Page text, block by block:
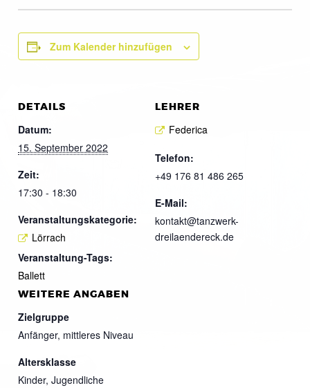
Zum Kalender hinzufügen
DETAILS
Datum:
15. September 2022
Zeit:
17:30 - 18:30
Veranstaltungskategorie:
Lörrach
Veranstaltung-Tags:
Ballett
LEHRER
Federica
Telefon:
+49 176 81 486 265
E-Mail:
kontakt@tanzwerk-
dreilaendereck.de
WEITERE ANGABEN
Zielgruppe
Anfänger, mittleres Niveau
Altersklasse
Kinder, Jugendliche